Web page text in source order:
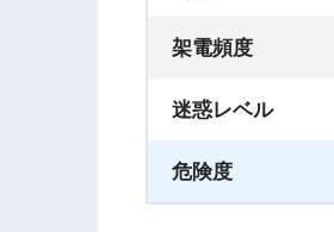
架電頻度
迷惑レベル
危険度